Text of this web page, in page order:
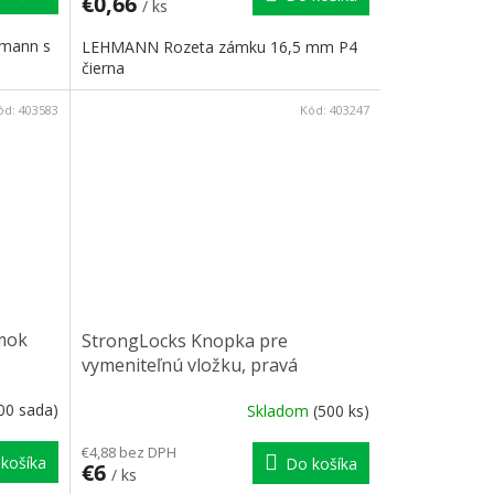
s
/ ks
LEHMANN Rozeta zámku 16,5 mm P4
čierna
sada)
403583
StrongLocks Knopka pre
vymeniteľnú vložku, pravá
Skladom (500 ks)
€4,88 bez DPH
€6 / ks
Do košíka
Kód: 403247